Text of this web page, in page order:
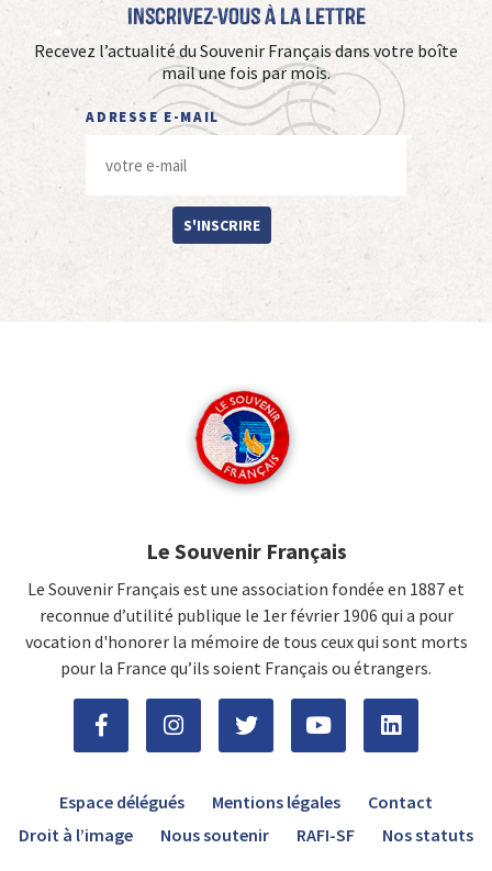
Inscrivez-vous à La Lettre
Recevez l’actualité du Souvenir Français dans votre boîte
mail une fois par mois.
ADRESSE E-MAIL
S'INSCRIRE
Le Souvenir Français
Le Souvenir Français est une association fondée en 1887 et
reconnue d’utilité publique le 1er février 1906 qui a pour
vocation d'honorer la mémoire de tous ceux qui sont morts
pour la France qu’ils soient Français ou étrangers.
Espace délégués Mentions légales
Contact
Droit à l’image
Nous soutenir RAFI-SF Nos statuts